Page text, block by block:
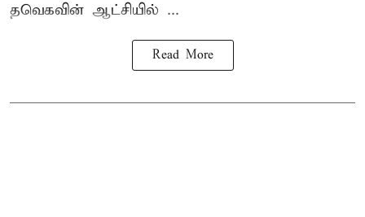
தவெகவின் ஆட்சியில் ...
Read More